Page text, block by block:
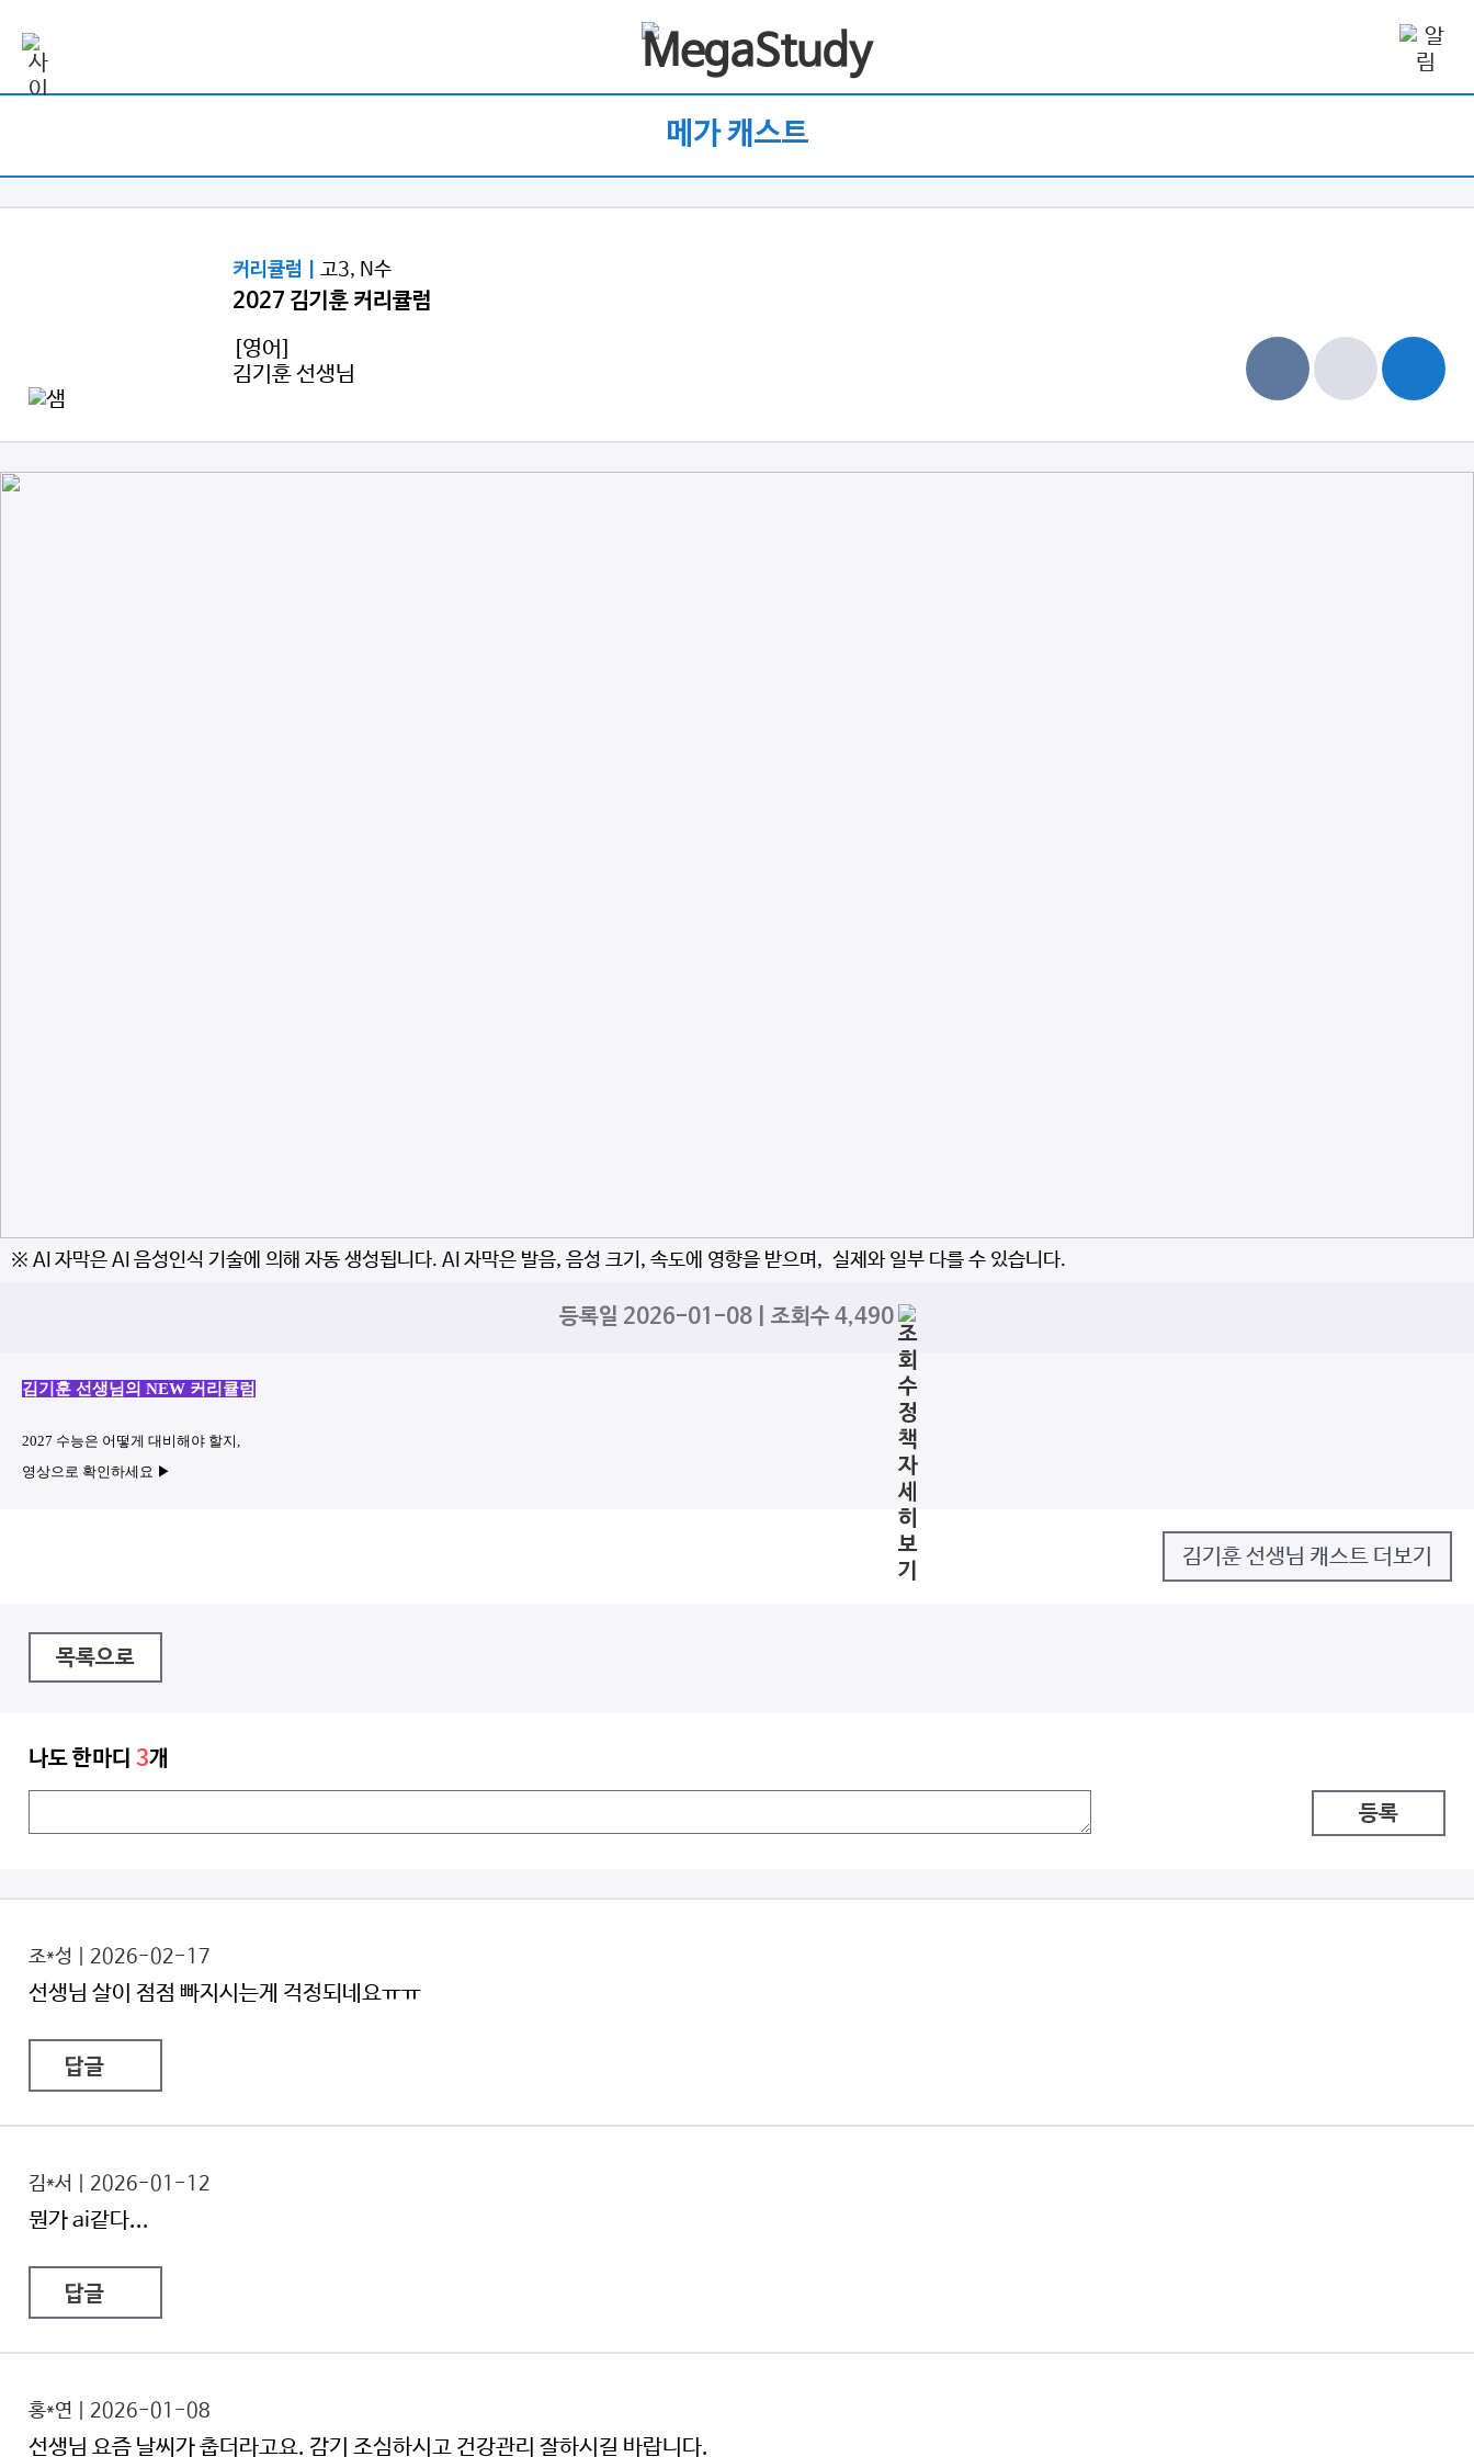
메가 캐스트
커리큘럼 | 고3, N수
2027 김기훈 커리큘럼
[영어]
김기훈 선생님
※ AI 자막은 AI 음성인식 기술에 의해 자동 생성됩니다. AI 자막은 발음, 음성 크기, 속도에 영향을 받으며, 실제와 일부 다를 수 있습니다.
등록일 2026-01-08 | 조회수 4,490
김기훈 선생님의 NEW 커리큘럼
2027 수능은 어떻게 대비해야 할지,
영상으로 확인하세요 ▶
김기훈 선생님 캐스트 더보기
목록으로
나도 한마디 3개
등록
조*성 | 2026-02-17
선생님 살이 점점 빠지시는게 걱정되네요ㅠㅠ
답글
김*서 | 2026-01-12
뭔가 ai같다...
답글
홍*연 | 2026-01-08
선생님 요즘 날씨가 춥더라고요. 감기 조심하시고 건강관리 잘하시길 바랍니다.